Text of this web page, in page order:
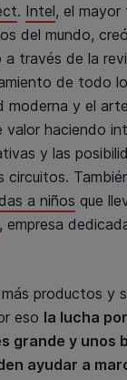
. Intel, el
del mundo,
través de la
de todo
moderna y el
valor haciendo
y las
circuitos.
a niños que
, empresa
productos y
eso la lucha
grande y unos
ayudar a